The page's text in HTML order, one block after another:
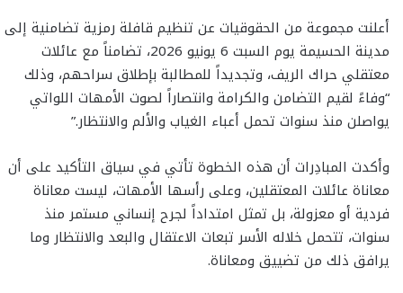
أعلنت مجموعة من الحقوقيات عن تنظيم قافلة رمزية تضامنية إلى
مدينة الحسيمة يوم السبت 6 يونيو 2026، تضامناً مع عائلات
معتقلي حراك الريف، وتجديداً للمطالبة بإطلاق سراحهم، وذلك
“وفاءً لقيم التضامن والكرامة وانتصاراً لصوت الأمهات اللواتي
يواصلن منذ سنوات تحمل أعباء الغياب والألم والانتظار.”
وأكدت المبادِرات أن هذه الخطوة تأتي في سياق التأكيد على أن
معاناة عائلات المعتقلين، وعلى رأسها الأمهات، ليست معاناة
فردية أو معزولة، بل تمثل امتداداً لجرح إنساني مستمر منذ
سنوات، تتحمل خلاله الأسر تبعات الاعتقال والبعد والانتظار وما
يرافق ذلك من تضييق ومعاناة.